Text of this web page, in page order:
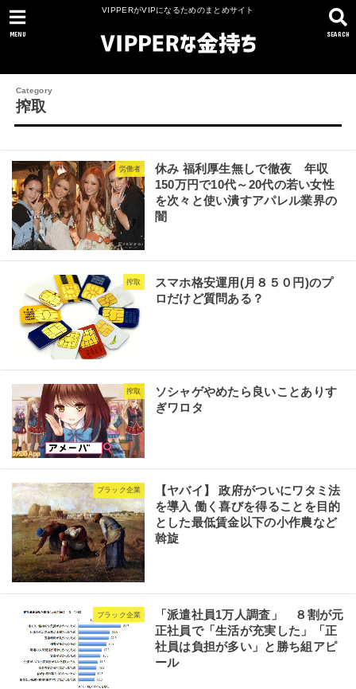
VIPPERがVIPになるためのまとめサイト
SEARCH
MENU
搾取
労働者
休み 福利厚生無しで徹夜 年収
150万円で10代～20代の若い女性
を次々と使い潰すアパレル業界の
闇
搾取
スマホ格安運用(月８５０円)のプ
ロだけど質問ある？
搾取
ソシャゲやめたら良いことありす
ぎワロタ
ブラック企業
【ヤバイ】 政府がついにワタミ法
を導入 働く喜びを得ることを目的
とした最低賃金以下の小作農など
斡旋
ブラック企業
「派遣社員1万人調査」 ８割が元
正社員で「生活が充実した」「正
社員は負担が多い」と勝ち組アピ
ール